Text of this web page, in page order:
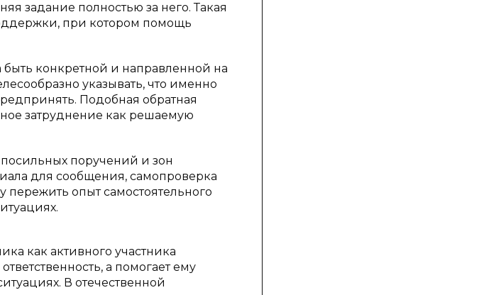
задание полностью за него. Такая
при котором помощь
конкретной и направленной на
указывать, что именно
Подобная обратная
затруднение как решаемую
поручений и зон
для сообщения, самопроверка
опыт самостоятельного
как активного участника
а помогает ему
В отечественной